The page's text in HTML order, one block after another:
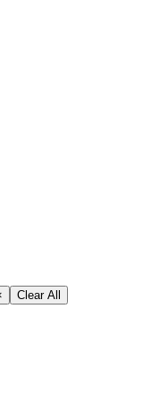
Clear All